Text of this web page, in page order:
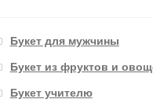
Букет для мужчины
Букет из фруктов и
Букет учителю